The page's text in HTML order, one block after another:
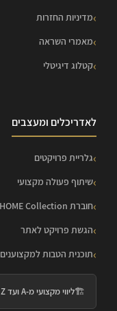
מדיניות החזרות
מאמרי השראה
קטלוג דיגיטלי
לאדריכלים ומעצבים
גלריית פרויקטים
שיתוף פעולה מקצועי
חוברת HOME Collection
הגשת פרויקט לאתר
תוכנית הטבות למקצוענים
🏗️ליווי מקצועי מ-A ועד Z